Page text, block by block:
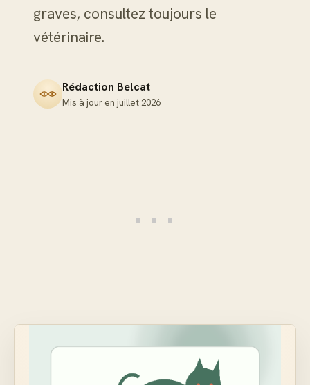
graves, consultez toujours le
vétérinaire.
Rédaction Belcat
Mis à jour en juillet 2026